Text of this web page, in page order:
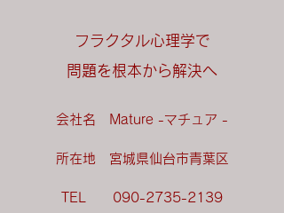
フラクタル心理学で
問題を根本から解決へ
会社名 Mature -マチュア -
所在地 宮城県仙台市青葉区
TEL 090-2735-2139